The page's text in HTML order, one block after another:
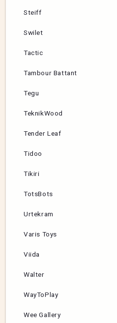
Steiff
Swilet
Tactic
Tambour Battant
Tegu
TeknikWood
Tender Leaf
Tidoo
Tikiri
TotsBots
Urtekram
Varis Toys
Viida
Walter
WayToPlay
Wee Gallery